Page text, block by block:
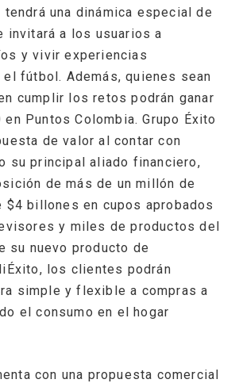
una dinámica especial de
invitará a los usuarios a
y vivir experiencias
fútbol. Además, quienes sean
cumplir los retos podrán ganar
Puntos Colombia. Grupo Éxito
de valor al contar con
su principal aliado financiero,
de más de un millón de
$4 billones en cupos aprobados
y miles de productos del
su nuevo producto de
los clientes podrán
simple y flexible a compras a
el consumo en el hogar
con una propuesta comercial